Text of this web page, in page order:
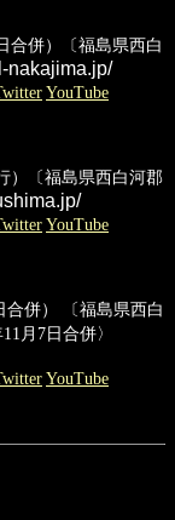
合併）〔福島県西白
nakajima.jp/
YouTube
）〔福島県西白河郡
YouTube
合併） 〔福島県西白
月7日合併〉
YouTube